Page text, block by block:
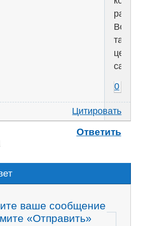
Вот,
такова
целт
сабжа.
0
Цитировать
Ответить
ваше сообщение
«Отправить»